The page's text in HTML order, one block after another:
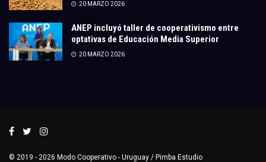
20 MARZO 2026
ANEP incluyó taller de cooperativismo entre
optativas de Educación Media Superior
20 MARZO 2026
© 2019 - 2026 Modo Cooperativo - Uruguay / Pimba Estudio